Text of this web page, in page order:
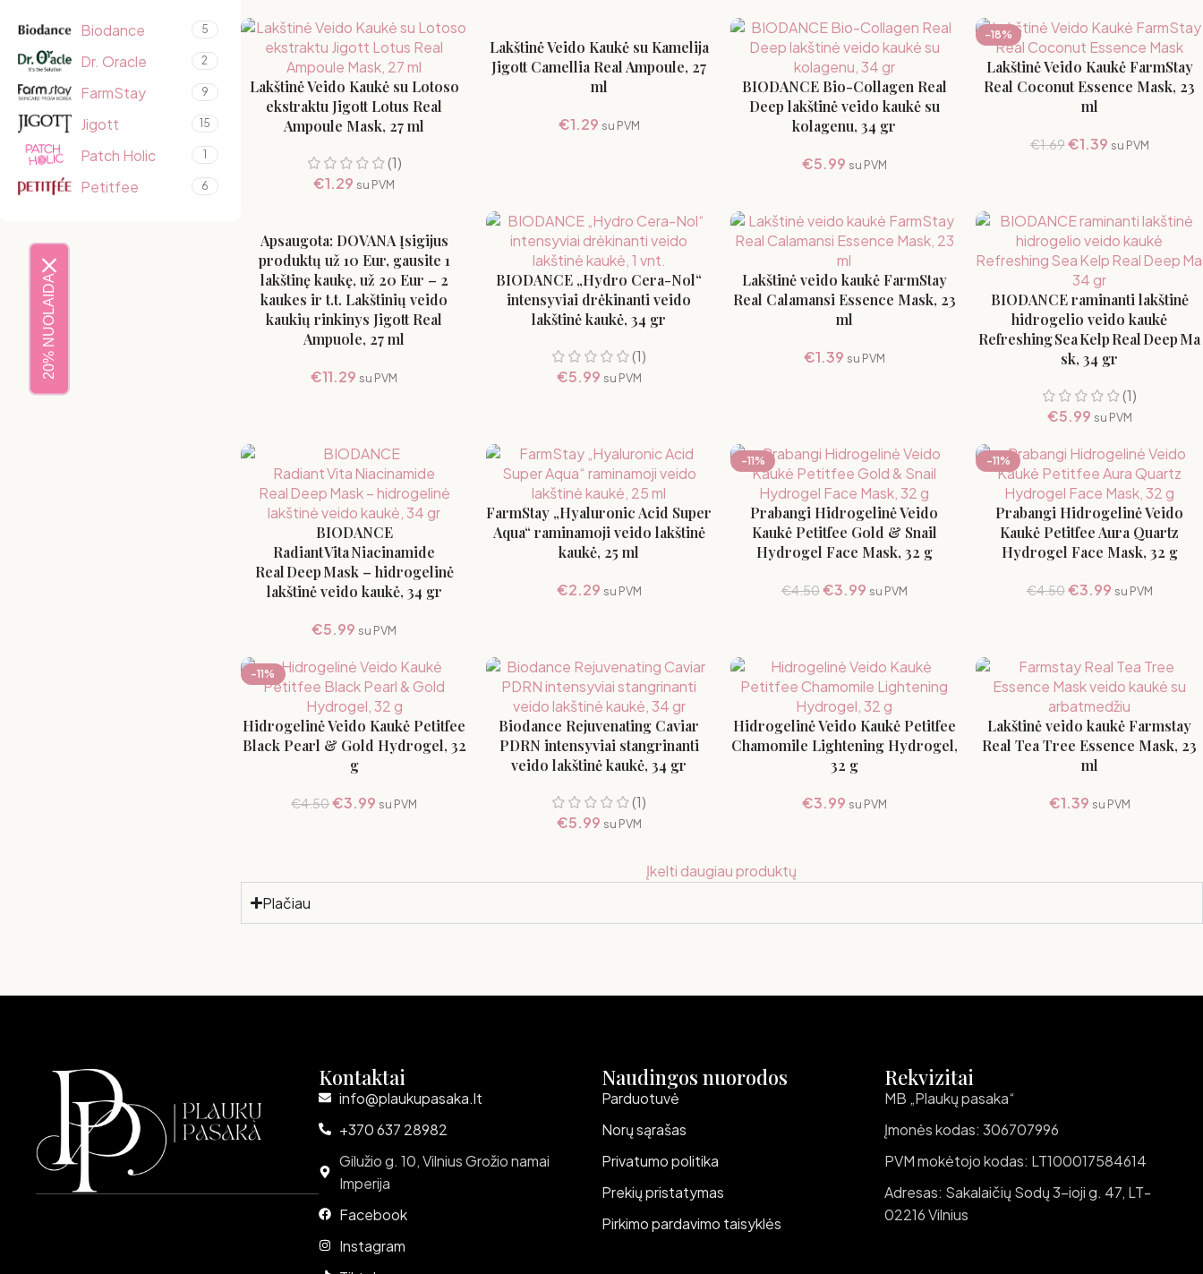
Biodance 5
Dr. Oracle 2
FarmStay 9
Jigott 15
Patch Holic 1
Petitfee 6
Lakštinė Veido Kaukė su Lotoso
ekstraktu Jigott Lotus Real
Ampoule Mask, 27 ml
(1)
€1.29 su PVM
Lakštinė Veido Kaukė su Kamelija
Jigott Camellia Real Ampoule, 27
ml
€1.29 su PVM
BIODANCE Bio-Collagen Real
Deep lakštinė veido kaukė su
kolagenu, 34 gr
€5.99 su PVM
-18%
Lakštinė Veido Kaukė FarmStay
Real Coconut Essence Mask, 23
ml
€1.69€1.39 su PVM
Apsaugota: DOVANA Įsigijus
produktų už 10 Eur, gausite 1
lakštinę kaukę, už 20 Eur – 2
kaukes ir t.t. Lakštinių veido
kaukių rinkinys Jigott Real
Ampuole, 27 ml
€11.29 su PVM
BIODANCE „Hydro Cera-Nol“
intensyviai drėkinanti veido
lakštinė kaukė, 34 gr
(1)
€5.99 su PVM
Lakštinė veido kaukė FarmStay
Real Calamansi Essence Mask, 23
ml
€1.39 su PVM
BIODANCE raminanti lakštinė
hidrogelio veido kaukė
Refreshing Sea Kelp Real Deep Ma
sk, 34 gr
(1)
€5.99 su PVM
BIODANCE
Radiant Vita Niacinamide
Real Deep Mask – hidrogelinė
lakštinė veido kaukė, 34 gr
€5.99 su PVM
FarmStay „Hyaluronic Acid Super
Aqua“ raminamoji veido lakštinė
kaukė, 25 ml
€2.29 su PVM
-11%
Prabangi Hidrogelinė Veido
Kaukė Petitfee Gold & Snail
Hydrogel Face Mask, 32 g
€4.50€3.99 su PVM
-11%
Prabangi Hidrogelinė Veido
Kaukė Petitfee Aura Quartz
Hydrogel Face Mask, 32 g
€4.50€3.99 su PVM
-11%
Hidrogelinė Veido Kaukė Petitfee
Black Pearl & Gold Hydrogel, 32
g
€4.50€3.99 su PVM
Biodance Rejuvenating Caviar
PDRN intensyviai stangrinanti
veido lakštinė kaukė, 34 gr
(1)
€5.99 su PVM
Hidrogelinė Veido Kaukė Petitfee
Chamomile Lightening Hydrogel,
32 g
€3.99 su PVM
Lakštinė veido kaukė Farmstay
Real Tea Tree Essence Mask, 23
ml
€1.39 su PVM
Įkelti daugiau produktų
Plačiau
Kontaktai
info@plaukupasaka.lt
+370 637 28982
Gilužio g. 10, Vilnius Grožio namai
Imperija
Facebook
Instagram
Naudingos nuorodos
Parduotuvė
Norų sąrašas
Privatumo politika
Prekių pristatymas
Pirkimo pardavimo taisyklės
Rekvizitai
MB „Plaukų pasaka“
Įmonės kodas: 306707996
PVM mokėtojo kodas: LT100017584614
Adresas: Sakalaičių Sodų 3-ioji g. 47, LT-
02216 Vilnius
20% NUOLAIDA